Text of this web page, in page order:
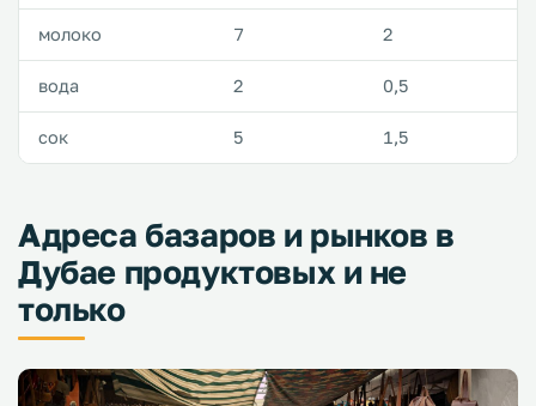
молоко 7 2
вода 2 0,5
сок 5 1,5
Адреса базаров и рынков в
Дубае продуктовых и не
только